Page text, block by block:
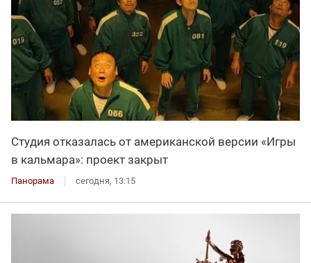
Студия отказалась от американской версии «Игры
в кальмара»: проект закрыт
Панорама сегодня, 13:15